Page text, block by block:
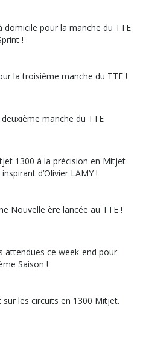
domicile pour la manche du TTE
!
la troisième manche du TTE !
manche du TTE
1300 à la précision en Mitjet
d’Olivier LAMY !
Nouvelle ère lancée au TTE !
attendues ce week-end pour
Saison !
les circuits en 1300 Mitjet.